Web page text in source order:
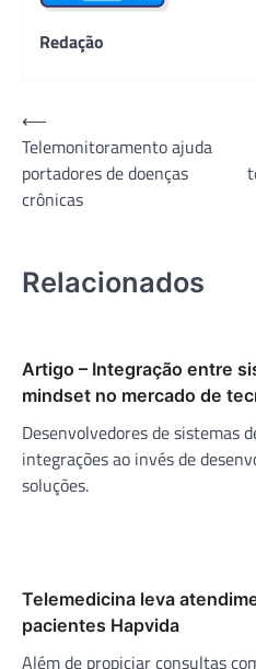
Redação
Navegação
de
Post
⟵
Telemonitoramento ajuda
portadores de doenças
crônicas
Relacionados
Artigo – Integração entre
mindset no mercado de
Desenvolvedores de sistemas
integrações ao invés de
soluções.
Telemedicina leva
pacientes Hapvida
Além de propiciar consultas